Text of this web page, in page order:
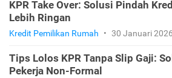
KPR Take Over: Solusi Pindah
Lebih Ringan
Kredit Pemilikan Rumah • 30 Januari 2026
Tips Lolos KPR Tanpa Slip Gaji:
Pekerja Non-Formal